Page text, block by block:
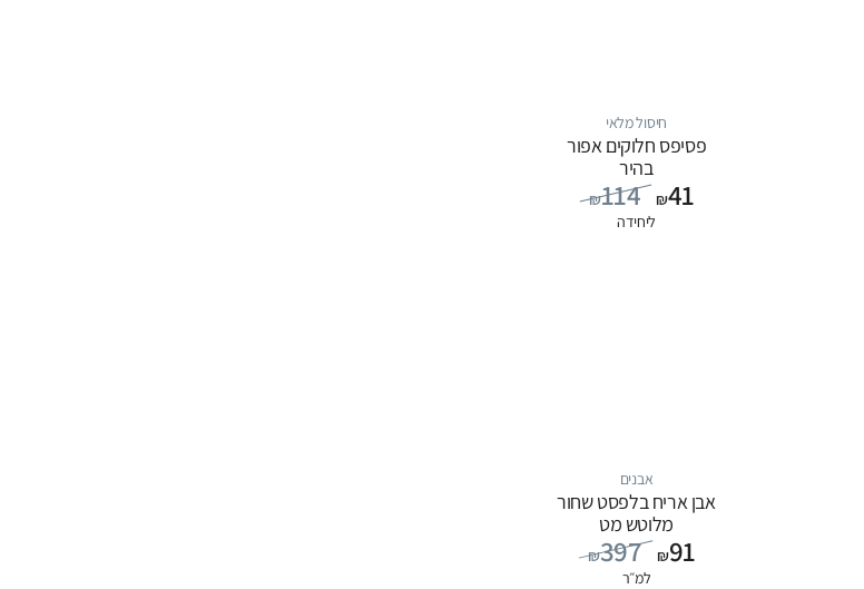
חיסול מלאי
פסיפס חלוקים אפור
בהיר
₪114 ₪41
ליחידה
אבנים
אבן אריח בלפסט שחור
מלוטש מט
₪397 ₪91
למ״ר